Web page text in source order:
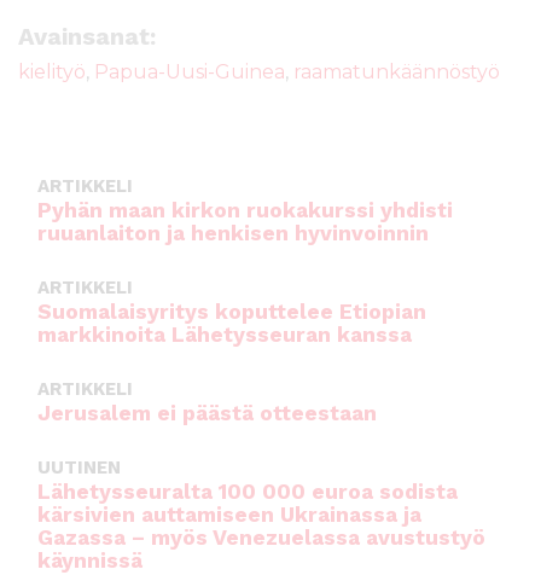
e
b
k
te
r
A
Avainsanat:
kielityö, Papua-Uusi-Guinea, raamatunkäännöstyö
ARTIKKELI
Pyhän maan kirkon ruokakurssi yhdisti
ruuanlaiton ja henkisen hyvinvoinnin
ARTIKKELI
Suomalaisyritys koputtelee Etiopian
markkinoita Lähetysseuran kanssa
ARTIKKELI
Jerusalem ei päästä otteestaan
UUTINEN
Lähetysseuralta 100 000 euroa sodista
kärsivien auttamiseen Ukrainassa ja
Gazassa – myös Venezuelassa avustustyö
käynnissä